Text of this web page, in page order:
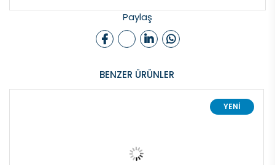
Paylaş
BENZER ÜRÜNLER
YENİ